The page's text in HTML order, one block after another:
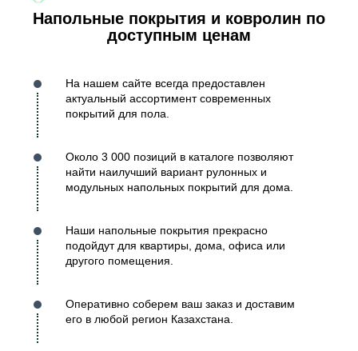
Напольные покрытия и ковролин по
доступным ценам
На нашем сайте всегда предоставлен
актуальный ассортимент современных
покрытий для пола.
Около 3 000 позиций в каталоге позволяют
найти наилучший вариант рулонных и
модульных напольных покрытий для дома.
Наши напольные покрытия прекрасно
подойдут для квартиры, дома, офиса или
другого помещения.
Оперативно соберем ваш заказ и доставим
его в любой регион Казахстана.